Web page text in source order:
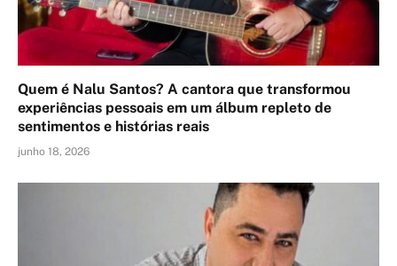
Quem é Nalu Santos? A cantora que transformou
experiências pessoais em um álbum repleto de
sentimentos e histórias reais
junho 18, 2026